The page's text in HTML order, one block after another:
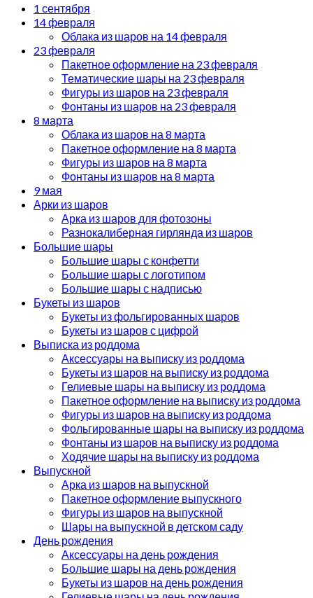
1 сентября
14 февраля
Облака из шаров на 14 февраля
23 февраля
Пакетное оформление на 23 февраля
Тематические шары на 23 февраля
Фигуры из шаров на 23 февраля
Фонтаны из шаров на 23 февраля
8 марта
Облака из шаров на 8 марта
Пакетное оформление на 8 марта
Фигуры из шаров на 8 марта
Фонтаны из шаров на 8 марта
9 мая
Арки из шаров
Арка из шаров для фотозоны
Разнокалиберная гирлянда из шаров
Большие шары
Большие шары с конфетти
Большие шары с логотипом
Большие шары с надписью
Букеты из шаров
Букеты из фольгированных шаров
Букеты из шаров с цифрой
Выписка из роддома
Аксессуары на выписку из роддома
Букеты из шаров на выписку из роддома
Гелиевые шары на выписку из роддома
Пакетное оформление на выписку из роддома
Фигуры из шаров на выписку из роддома
Фольгированные шары на выписку из роддома
Фонтаны из шаров на выписку из роддома
Ходячие шары на выписку из роддома
Выпускной
Арка из шаров на выпускной
Пакетное оформление выпускного
Фигуры из шаров на выпускной
Шары на выпускной в детском саду
День рождения
Аксессуары на день рождения
Большие шары на день рождения
Букеты из шаров на день рождения